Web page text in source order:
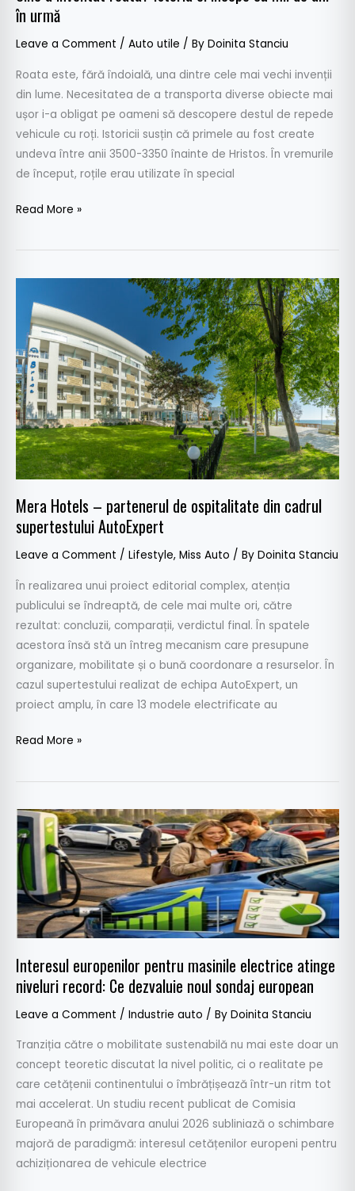
în urmă
Leave a Comment / Auto utile / By Doinita Stanciu
Roata este, fără îndoială, una dintre cele mai vechi invenții
din lume. Necesitatea de a transporta diverse obiecte mai
ușor i-a obligat pe oameni să descopere destul de repede
vehicule cu roți. Istoricii susțin că primele au fost create
undeva între anii 3500-3350 înainte de Hristos. În vremurile
de început, roțile erau utilizate în special
în
Read More »
Mera Hotels – partenerul de ospitalitate din cadrul
supertestului AutoExpert
Leave a Comment / Lifestyle, Miss Auto / By Doinita Stanciu
În realizarea unui proiect editorial complex, atenția
publicului se îndreaptă, de cele mai multe ori, către
rezultat: concluzii, comparații, verdictul final. În spatele
acestora însă stă un întreg mecanism care presupune
organizare, mobilitate și o bună coordonare a resurselor. În
cazul supertestului realizat de echipa AutoExpert, un
proiect amplu, în care 13 modele electrificate au
Hotels
partenerul
de
ospitalitate
din
cadrul
supertestului
AutoExpert
Read More »
Interesul europenilor pentru masinile electrice atinge
niveluri record: Ce dezvaluie noul sondaj european
Leave a Comment / Industrie auto / By Doinita Stanciu
Tranziția către o mobilitate sustenabilă nu mai este doar un
concept teoretic discutat la nivel politic, ci o realitate pe
care cetățenii continentului o îmbrățișează într-un ritm tot
mai accelerat. Un studiu recent publicat de Comisia
Europeană în primăvara anului 2026 subliniază o schimbare
majoră de paradigmă: interesul cetățenilor europeni pentru
achiziționarea de vehicule electrice
Interesul
europenilor
pentru
masinile
electrice
atinge
niveluri
record:
Ce
dezvaluie
noul
sondaj
european